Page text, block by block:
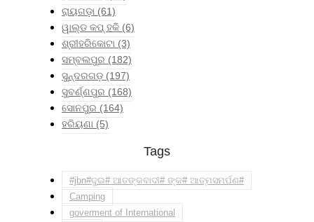
ରାୟଗଡ଼ା (61)
ୱାଲ୍ଡ କପ୍ ହକି (6)
ଶ୍ରୀହରିକୋଟା (3)
ସମ୍ବଲପୁର (182)
ସୁନ୍ଦରଗଡ଼ (197)
ସୁବର୍ଣ୍ଣପୁର (168)
ସୋନପୁର (164)
ହରିୟଣା (5)
Tags
#jbn#ଦୁଇ# ଆତଙ୍କବାଦୀ# ଙ୍କ# ଆତ୍ମସମର୍ପଣ#
Camping
goverment of International